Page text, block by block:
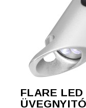
FLARE LED